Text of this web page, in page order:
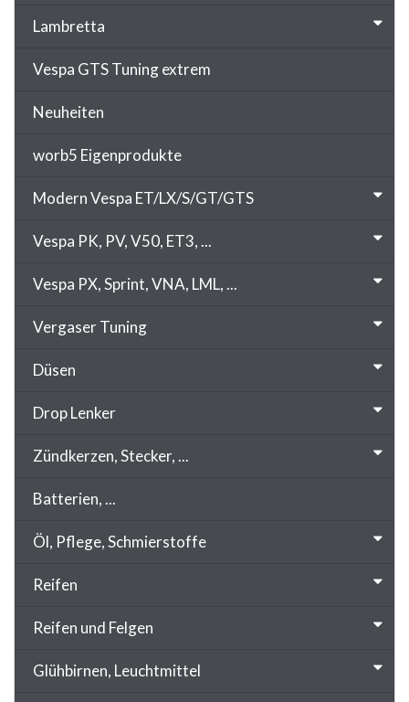
Lambretta
Vespa GTS Tuning extrem
Neuheiten
worb5 Eigenprodukte
Modern Vespa ET/LX/S/GT/GTS
Vespa PK, PV, V50, ET3, ...
Vespa PX, Sprint, VNA, LML, ...
Vergaser Tuning
Düsen
Drop Lenker
Zündkerzen, Stecker, ...
Batterien, ...
Öl, Pflege, Schmierstoffe
Reifen
Reifen und Felgen
Glühbirnen, Leuchtmittel